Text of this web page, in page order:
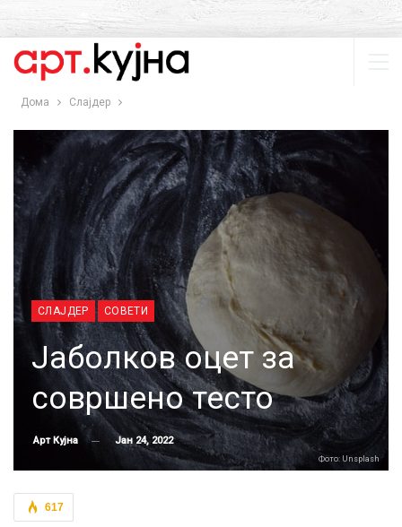
Дома Слајдер
СЛАЈДЕР СОВЕТИ
Јаболков оцет за
совршено тесто
Арт Кујна Јан 24, 2022
Фото: Unsplash
617